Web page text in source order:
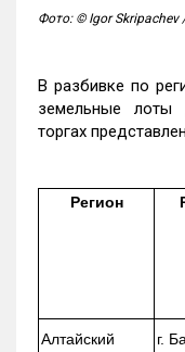
Фото: © Igor
В разбивке по
земельные лоты
торгах
Регион
Алтайский
г.